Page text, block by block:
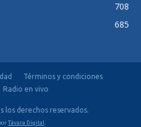
708
685
Términos y condiciones
Radio en vivo
los derechos reservados.
Távara Digital